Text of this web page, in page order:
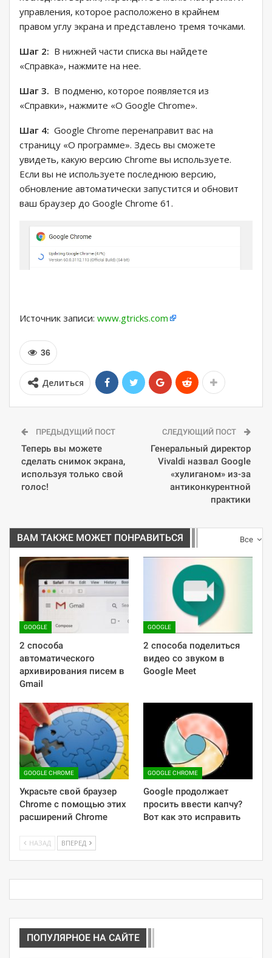
управления, которое расположено в крайнем
правом углу экрана и представлено тремя точками.
Шаг 2: В нижней части списка вы найдете
«Справка», нажмите на нее.
Шаг 3. В подменю, которое появляется из
«Справки», нажмите «О Google Chrome».
Шаг 4: Google Chrome перенаправит вас на
страницу «О программе». Здесь вы сможете
увидеть, какую версию Chrome вы используете.
Если вы не используете последнюю версию,
обновление автоматически запустится и обновит
ваш браузер до Google Chrome 61.
Источник записи: www.gtricks.com
36
Делиться
ПРЕДЫДУЩИЙ ПОСТ
Теперь вы можете
сделать снимок экрана,
используя только свой
голос!
СЛЕДУЮЩИЙ ПОСТ
Генеральный директор
Vivaldi назвал Google
«хулиганом» из-за
антиконкурентной
практики
Все
ВАМ ТАКЖЕ МОЖЕТ ПОНРАВИТЬСЯ
GOOGLE
2 способа
автоматического
архивирования писем в
Gmail
GOOGLE
2 способа поделиться
видео со звуком в
Google Meet
GOOGLE CHROME
Украсьте свой браузер
Chrome с помощью этих
расширений Chrome
GOOGLE CHROME
Google продолжает
просить ввести капчу?
Вот как это исправить
НАЗАД ВПЕРЕД
ПОПУЛЯРНОЕ НА САЙТЕ